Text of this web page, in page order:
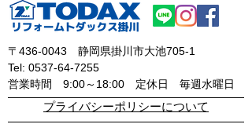
〒436-0043 静岡県掛川市大池705-1
Tel: 0537-64-7255
​営業時間 9:00～18:00 定休日 毎週水曜日
​プライバシーポリシーについて